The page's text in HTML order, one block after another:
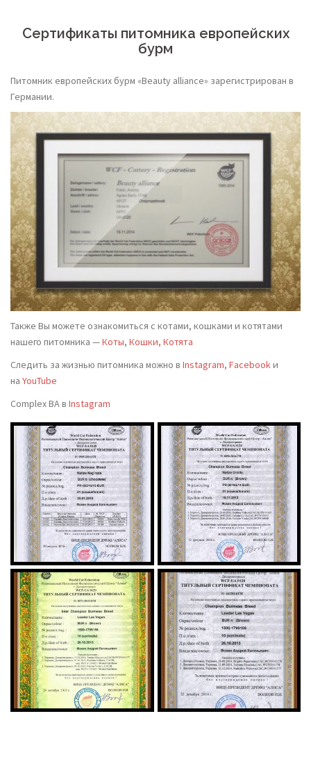
Сертификаты питомника европейских
бурм
Питомник европейских бурм «Beauty alliance» зарегистрирован в
Германии.
Также Вы можете ознакомиться с котами, кошками и котятами
нашего питомника —Коты, Кошки, Котята
Следить за жизнью питомника можно в Instagram, Facebookи
на YouTube
Complex BA в Instagram